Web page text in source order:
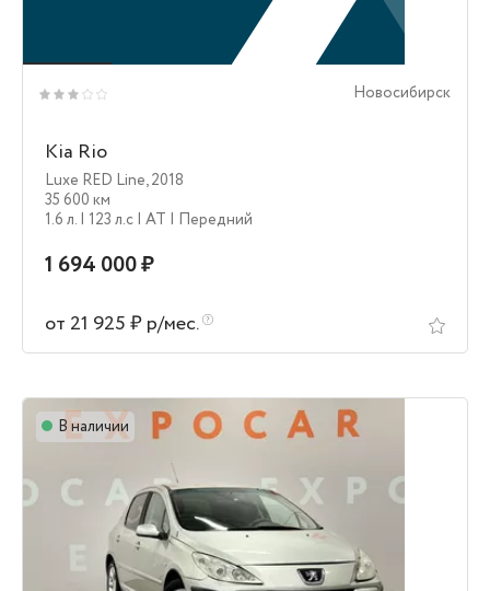
Новосибирск
Kia Rio
Luxe RED Line,2018
35 600 км
1.6 л. | 123 л.c | AT | Передний
1 694 000 ₽
от 21 925 ₽ р/мес.
В наличии